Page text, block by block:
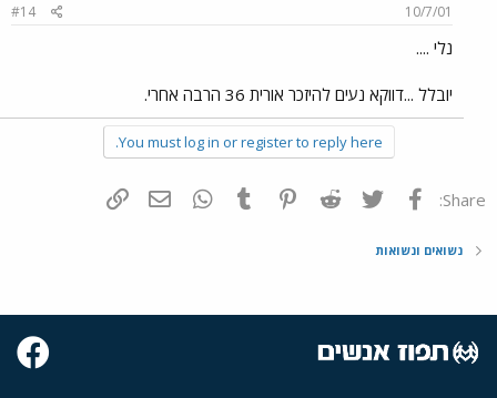
10/7/01
#14
נלי ....
יובלל ...דווקא נעים להיזכר אורית 36 הרבה אחרי.
You must log in or register to reply here.
Share: פייסבוק Twitter
Reddit
Pinterest
Tumblr
WhatsAppדואר אלקטרוני
נשואים ונשואות